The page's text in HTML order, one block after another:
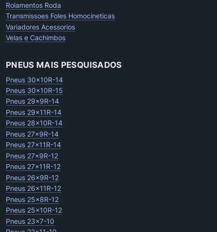
Rolamentos Roda
Transmissoes Foles Homocineticas
Variadores Acessorios
Velas e Cachimbos
PNEUS MAIS PESQUISADOS
Pneus 30x10R-14
Pneus 30x10R-15
Pneus 29x9R-14
Pneus 29x11R-14
Pneus 28x10R-14
Pneus 27x9R-14
Pneus 27x11R-14
Pneus 27x9R-12
Pneus 27x11R-12
Pneus 26x9R-12
Pneus 26x11R-12
Pneus 25x8R-12
Pneus 25x10R-12
Pneus 23x7-10